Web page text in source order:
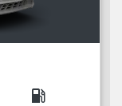
local_gas_station